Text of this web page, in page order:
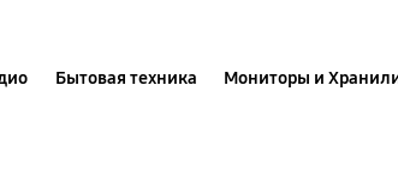
Бытовая техника Мониторы и